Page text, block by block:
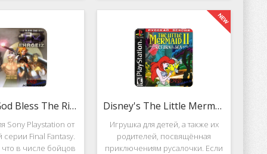
Вышло ещё 2
вертолётом и
Несмотря на то, что эти 2 игры
создавались разными людьми,
Darkstone имеет общие
Ehrgeiz: God Bless The Ring
Sony Playstation от
серии Final Fantasy.
что в числе бойцов
Disney's The Little Mermaid 2
Игрушка для детей, а также их
родителей, посвящённая
приключениям русалочки. Если